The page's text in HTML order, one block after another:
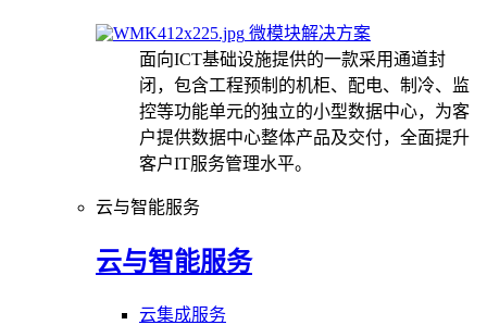
微模块解决方案
面向ICT基础设施提供的一款采用通道封
闭，包含工程预制的机柜、配电、制冷、监
控等功能单元的独立的小型数据中心，为客
户提供数据中心整体产品及交付，全面提升
客户IT服务管理水平。
云与智能服务
云与智能服务
云集成服务